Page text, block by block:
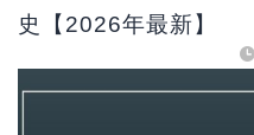
史【2026年最新】